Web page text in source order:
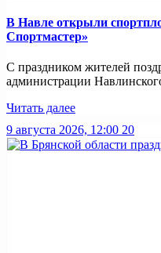
В Навле открыли
Спортмастер»
С праздником жителей
администрации
Читать далее
9 августа 2026, 12:00 20